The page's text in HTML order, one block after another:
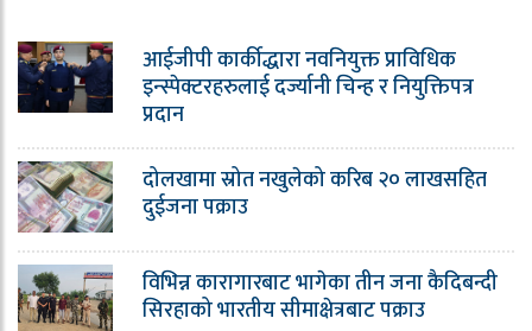
आईजीपी कार्कीद्धारा नवनियुक्त प्राविधिक
इन्स्पेक्टरहरुलाई दर्ज्यानी चिन्ह र नियुक्तिपत्र
प्रदान
दोलखामा स्रोत नखुलेको करिब २० लाखसहित
दुईजना पक्राउ
विभिन्न कारागारबाट भागेका तीन जना कैदिबन्दी
सिरहाको भारतीय सीमाक्षेत्रबाट पक्राउ